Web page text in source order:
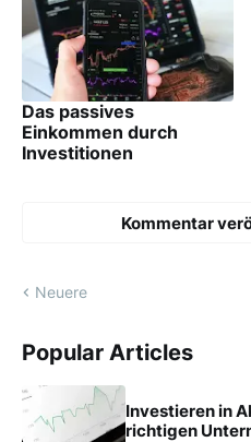
Das passives
Einkommen durch
Investitionen
Kommentar
Neuere
Popular Articles
Investieren in
richtigen